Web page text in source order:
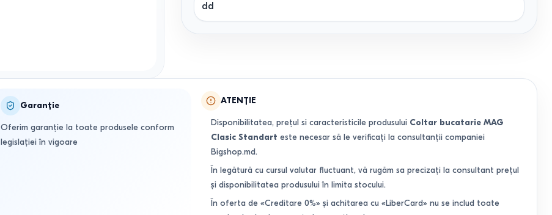
dd
Garanție
Oferim garanție la toate produsele conform
legislației în vigoare
ATENȚIE
Disponibilitatea, prețul si caracteristicile produsului Coltar bucatarie MAG
Clasic Standart este necesar să le verificați la consultanții companiei
Bigshop.md.
În legătură cu cursul valutar fluctuant, vă rugăm sa precizați la consultant prețul
și disponibilitatea produsului în limita stocului.
În oferta de «Creditare 0%» și achitarea cu «LiberCard» nu se includ toate